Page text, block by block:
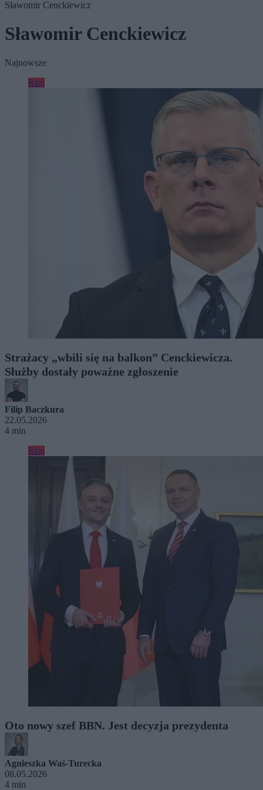
Sławomir Cenckiewicz
Sławomir Cenckiewicz
Najnowsze
Kraj
Strażacy „wbili się na balkon” Cenckiewicza.
Służby dostały poważne zgłoszenie
Filip Baczkura
22.05.2026
4 min
Kraj
Oto nowy szef BBN. Jest decyzja prezydenta
Agnieszka Waś-Turecka
08.05.2026
4 min